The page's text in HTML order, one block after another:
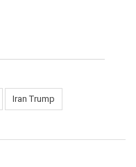
Iran Trump